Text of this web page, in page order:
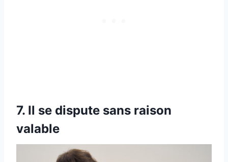
7. Il se dispute sans raison
valable